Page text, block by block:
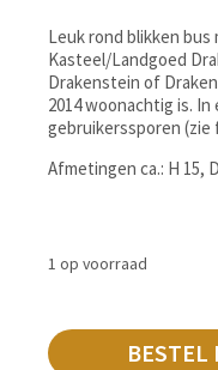
Leuk rond blikken
Kasteel/Landgoed
Drakenstein of
2014 woonachtig is.
gebruikerssporen (zie
Afmetingen ca.: H 15,
1 op voorraad
BESTEL